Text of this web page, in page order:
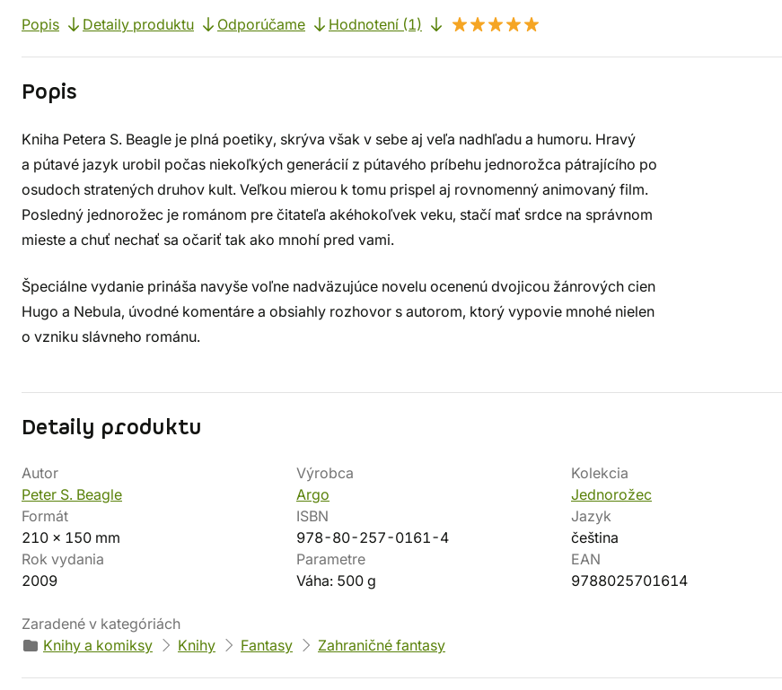
Popis Detaily produktu Odporúčame Hodnotení (1)
Popis
Kniha Petera S. Beagle je plná poetiky, skrýva však v sebe aj veľa nadhľadu a humoru. Hravý
a pútavé jazyk urobil počas niekoľkých generácií z pútavého príbehu jednorožca pátrajícího po
osudoch stratených druhov kult. Veľkou mierou k tomu prispel aj rovnomenný animovaný film.
Posledný jednorožec je románom pre čitateľa akéhokoľvek veku, stačí mať srdce na správnom
mieste a chuť nechať sa očariť tak ako mnohí pred vami.
Špeciálne vydanie prináša navyše voľne nadväzujúce novelu ocenenú dvojicou žánrových cien
Hugo a Nebula, úvodné komentáre a obsiahly rozhovor s autorom, ktorý vypovie mnohé nielen
o vzniku slávneho románu.
Detaily produktu
Autor
Peter S. Beagle
Výrobca
Argo
Kolekcia
Jednorožec
Formát
210 x 150 mm
ISBN
978-80-257-0161-4
Jazyk
čeština
Rok vydania
2009
Parametre
Váha: 500 g
EAN
9788025701614
Zaradené v kategóriách
Knihy a komiksy
Knihy Fantasy Zahraničné fantasy